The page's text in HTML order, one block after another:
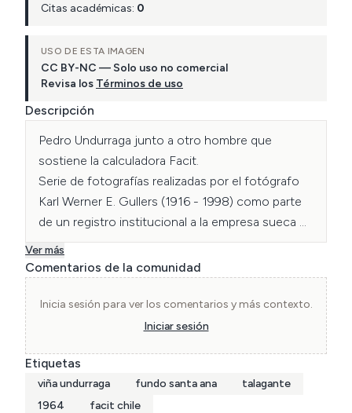
Citas académicas: 0
USO DE ESTA IMAGEN
CC BY-NC — Solo uso no comercial
Revisa los Términos de uso
Descripción
Pedro Undurraga junto a otro hombre que
sostiene la calculadora Facit.
Serie de fotografías realizadas por el fotógrafo
Karl Werner E. Gullers (1916 - 1998) como parte
de un registro institucional a la empresa sueca
Facit AB, que se desempeñaban como
fabricantes de las famosas calculadoras
mecánicas y comenzaban a abrir un espacio
comercial en calle Estado de Santiago.
ID: NMAx.0008713
Ver más
Comentarios de la comunidad
Inicia sesión para ver los comentarios y más contexto.
Iniciar sesión
Etiquetas
viña undurraga fundo santa ana
talagante
1964
facit chile